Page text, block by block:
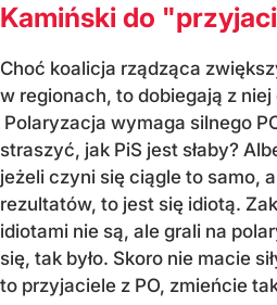
Kamiński do
Choć koalicja rządząca
w regionach, to dobiegają z niej
Polaryzacja wymaga silnego
straszyć, jak PiS jest słaby?
jeżeli czyni się ciągle to samo,
rezultatów, to jest się idiotą.
idiotami nie są, ale grali na
się, tak było. Skoro nie macie
to przyjaciele z PO, zmieńcie